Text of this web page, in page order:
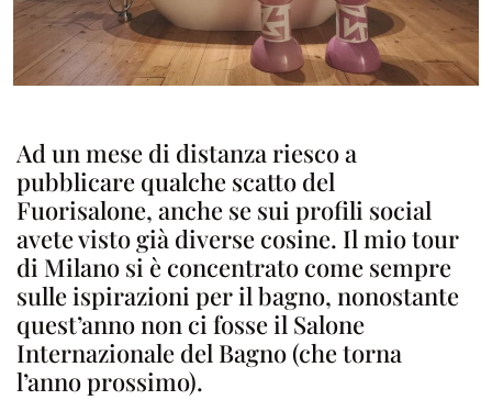
Ad un mese di distanza riesco a
pubblicare qualche scatto del
Fuorisalone, anche se sui profili social
avete visto già diverse cosine. Il mio tour
di Milano si è concentrato come sempre
sulle ispirazioni per il bagno, nonostante
quest’anno non ci fosse il Salone
Internazionale del Bagno (che torna
l’anno prossimo).